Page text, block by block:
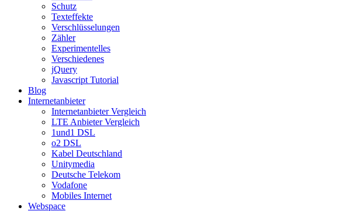
Schutz
Texteffekte
Verschlüsselungen
Zähler
Experimentelles
Verschiedenes
jQuery
Javascript Tutorial
Blog
Internetanbieter
Internetanbieter Vergleich
LTE Anbieter Vergleich
1und1 DSL
o2 DSL
Kabel Deutschland
Unitymedia
Deutsche Telekom
Vodafone
Mobiles Internet
Webspace